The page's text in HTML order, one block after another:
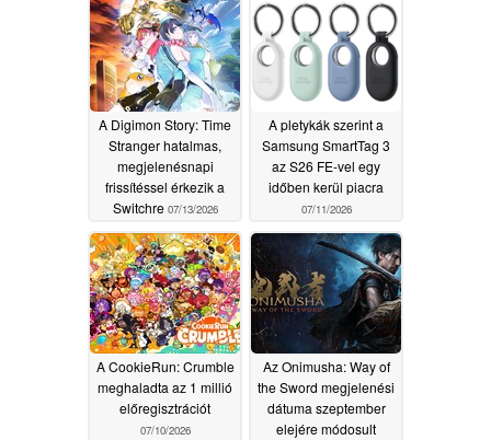
07/14/2026
A Digimon Story: Time
Stranger hatalmas,
megjelenésnapi
frissítéssel érkezik a
Switchre 07/13/2026
A pletykák szerint a
Samsung SmartTag 3
az S26 FE-vel egy
időben kerül piacra
07/11/2026
A CookieRun: Crumble
meghaladta az 1 millió
előregisztrációt
07/10/2026
Az Onimusha: Way of
the Sword megjelenési
dátuma szeptember
elejére módosult